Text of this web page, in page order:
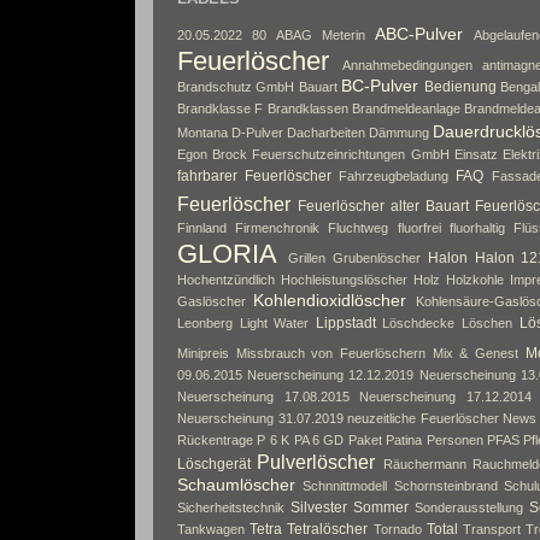
20.05.2022 80 ABAG Meterin ABC-Pulver
Feuerlöscher
Annahmebedingungen
Brandschutz GmbH Bauart BC-Pulver Bedienung
Brandklasse F Brandklassen Brandmeldeanlage
Montana D-Pulver Dacharbeiten Dämmung
Egon Brock Feuerschutzeinrichtungen GmbH Einsatz
fahrbarer Feuerlöscher Fahrzeugbeladung FAQ
Feuerlöscher Feuerlöscher alter Bauart
Finnland
Firmenchronik Fluchtweg fluorfrei fluorhaltig
GLORIA Grillen Grubenlöscher Halon Halon
Hochentzündlich Hochleistungslöscher Holz Holzkohle
Gaslöscher Kohlendioxidlöscher Kohlensäure-
Leonberg Light Water Lippstadt Löschdecke Löschen
Minipreis Missbrauch von Feuerlöschern Mix & Genest
09.06.2015 Neuerscheinung 12.12.2019 Neuerscheinung
Neuerscheinung 17.08.2015
Neuerscheinung 17.12.2014
Neuerscheinung 31.07.2019 neuzeitliche Feuerlöscher News
Rückentrage P 6 K PA 6 GD Paket Patina Personen PFAS
Löschgerät Pulverlöscher Räuchermann
Schaumlöscher Schnnittmodell Schornsteinbrand
Sicherheitstechnik Silvester Sommer Sonderausstellung
Tankwagen Tetra Tetralöscher Tornado Total Transport